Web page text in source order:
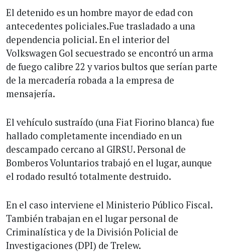
El detenido es un hombre mayor de edad con
antecedentes policiales.Fue trasladado a una
dependencia policial. En el interior del
Volkswagen Gol secuestrado se encontró un arma
de fuego calibre 22 y varios bultos que serían parte
de la mercadería robada a la empresa de
mensajería.
El vehículo sustraído (una Fiat Fiorino blanca) fue
hallado completamente incendiado en un
descampado cercano al GIRSU. Personal de
Bomberos Voluntarios trabajó en el lugar, aunque
el rodado resultó totalmente destruido.
En el caso interviene el Ministerio Público Fiscal.
También trabajan en el lugar personal de
Criminalística y de la División Policial de
Investigaciones (DPI) de Trelew.